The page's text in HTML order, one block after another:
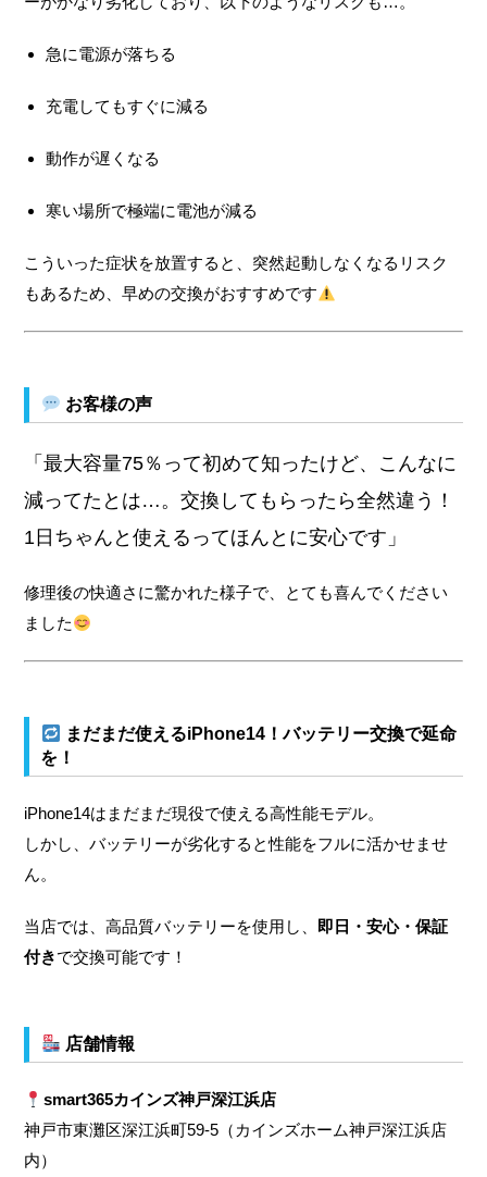
急に電源が落ちる
充電してもすぐに減る
動作が遅くなる
寒い場所で極端に電池が減る
こういった症状を放置すると、突然起動しなくなるリスク
もあるため、早めの交換がおすすめです
お客様の声
「最大容量75％って初めて知ったけど、こんなに
減ってたとは…。交換してもらったら全然違う！
1日ちゃんと使えるってほんとに安心です」
修理後の快適さに驚かれた様子で、とても喜んでください
ました
まだまだ使えるiPhone14！バッテリー交換で延命
を！
iPhone14はまだまだ現役で使える高性能モデル。
しかし、バッテリーが劣化すると性能をフルに活かせませ
ん。
当店では、高品質バッテリーを使用し、 即日・安心・保証
付きで交換可能です！
店舗情報
smart365カインズ神戸深江浜店
神戸市東灘区深江浜町59-5（カインズホーム神戸深江浜店
内）